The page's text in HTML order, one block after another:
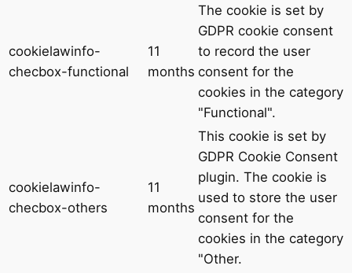
cookielawinfo-
checbox-functional
11
months
The cookie is set by
GDPR cookie consent
to record the user
consent for the
cookies in the category
"Functional".
cookielawinfo-
checbox-others
11
months
This cookie is set by
GDPR Cookie Consent
plugin. The cookie is
used to store the user
consent for the
cookies in the category
"Other.